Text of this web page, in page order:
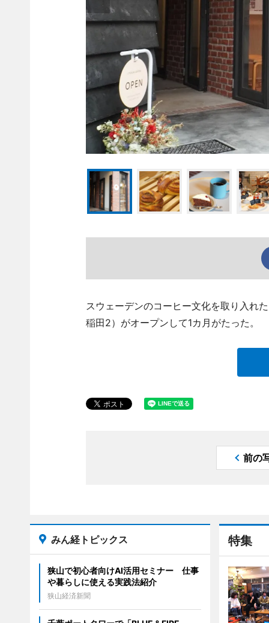
スウェーデンのコーヒー文化を取り入れ
稲田2）がオープンして1カ月がたった。
前の
特集
みん経トピックス
狭山で初心者向けAI活用セミナー 仕事
や暮らしに使える実践法紹介
狭山経済新聞